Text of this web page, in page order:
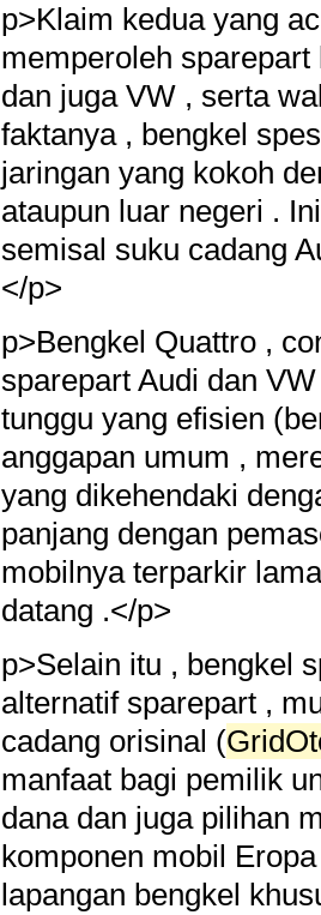
p>Klaim kedua yang
memperoleh
dan juga VW , serta
faktanya , bengkel
jaringan yang kokoh
ataupun luar negeri .
semisal suku cadang
</p>
p>Bengkel Quattro ,
sparepart Audi dan
tunggu yang efisien
anggapan umum ,
yang dikehendaki
panjang dengan
mobilnya terparkir
datang .</p>
p>Selain itu , bengkel
alternatif sparepart ,
cadang orisinal (
manfaat bagi pemilik
dana dan juga pilihan
komponen mobil
lapangan bengkel